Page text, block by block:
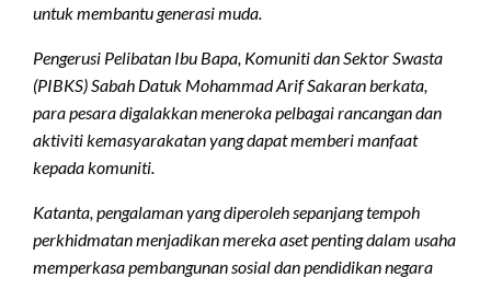
untuk membantu generasi muda.
Pengerusi Pelibatan Ibu Bapa, Komuniti dan Sektor Swasta
(PIBKS) Sabah Datuk Mohammad Arif Sakaran berkata,
para pesara digalakkan meneroka pelbagai rancangan dan
aktiviti kemasyarakatan yang dapat memberi manfaat
kepada komuniti.
Katanta, pengalaman yang diperoleh sepanjang tempoh
perkhidmatan menjadikan mereka aset penting dalam usaha
memperkasa pembangunan sosial dan pendidikan negara